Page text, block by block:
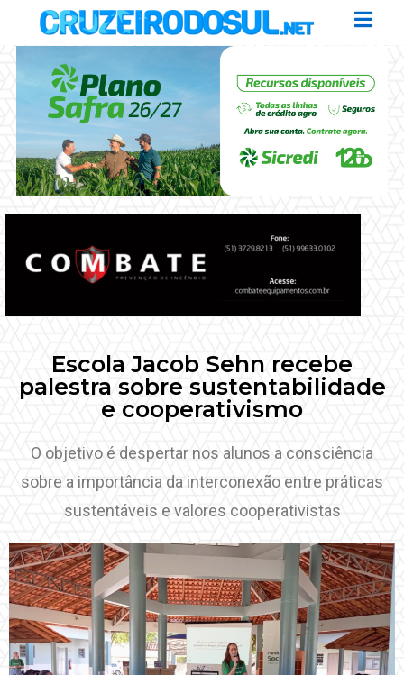
Escola Jacob Sehn recebe
palestra sobre sustentabilidade
e cooperativismo
O objetivo é despertar nos alunos a consciência
sobre a importância da interconexão entre práticas
sustentáveis e valores cooperativistas